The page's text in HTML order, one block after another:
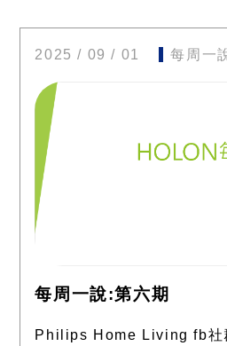
2025 / 09 / 01 每周一
每周一說:第六期
Philips Home Living fb社